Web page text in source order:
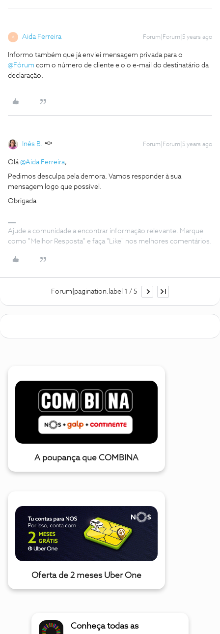
A Aida Ferreira Forum|Forum|5 years ago
Informo também que já enviei mensagem privada para o
@Fórum com o número de cliente e o o e-mail do destinatário da
declaração.
Inês B. Forum|Forum|5 years ago
Olá@Aida Ferreira,
Pedimos desculpa pela demora. Vamos responder à sua
mensagem logo que possível.
Obrigada
Ajude a comunidade a encontrar informação relevante. Marque
como "Melhor Resposta" e faça "Like" nos melhores comentários.
Forum|pagination.label 1 / 5
A poupança que COMBINA
Oferta de 2 meses Uber One
Conheça todas as